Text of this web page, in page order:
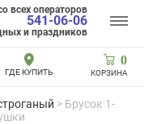
ГДЕ КУПИТЬ
всех операторов
541-06-06
и праздников
0
КОРЗИНА
> Брусок 1-